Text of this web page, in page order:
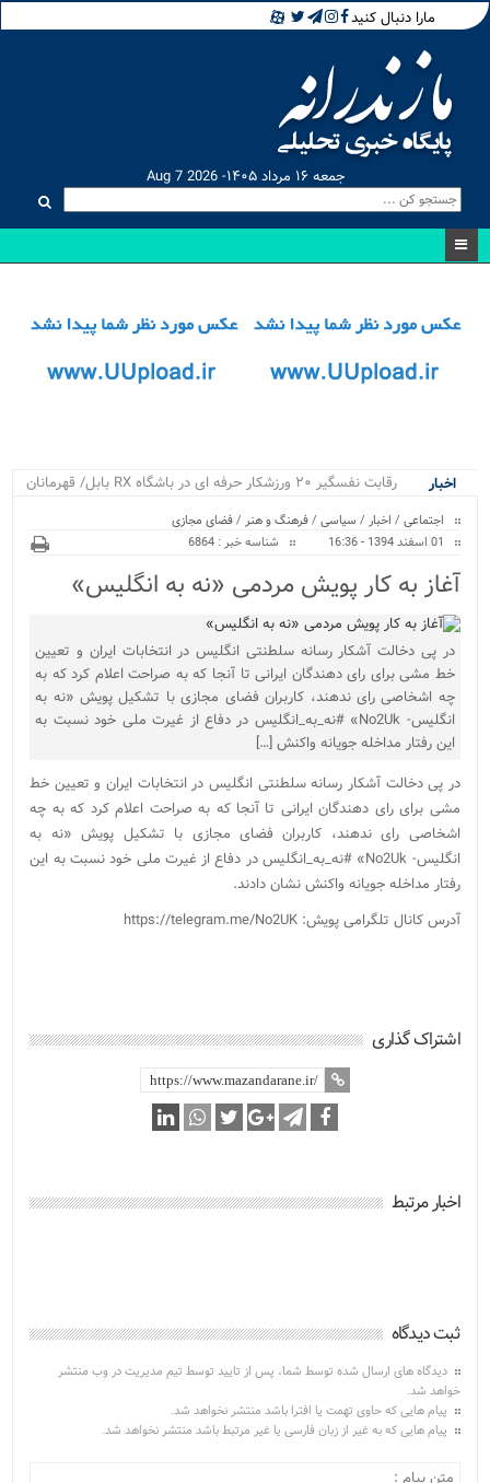
مارا دنبال کنید
جمعه ۱۶ مرداد ۱۴۰۵- Aug 7 2026
اخبار
رقابت نفسگیر ۲۰ ورزشکار حرفه ای در باشگاه RX بابل/ قهرمانان
کراسفیت شهرستان بابل...
اجتماعی / اخبار / سیاسی /فرهنگ و هنر /فضای مجازی
شناسه خبر : 6864
آغاز به کار پویش مردمی «نه به انگلیس»
در پی دخالت آشکار رسانه سلطنتی انگلیس در انتخابات ایران و تعیین
خط مشی برای رای دهندگان ایرانی تا آنجا که به صراحت اعلام کرد که به
چه اشخاصی رای ندهند، کاربران فضای مجازی با تشکیل پویش «نه به
انگلیس- No2Uk» #نه_به_انگلیس در دفاع از غیرت ملی خود نسبت به
این رفتار مداخله جویانه واکنش […]
در پی دخالت آشکار رسانه سلطنتی انگلیس در انتخابات ایران و تعیین خط
مشی برای رای دهندگان ایرانی تا آنجا که به صراحت اعلام کرد که به چه
اشخاصی رای ندهند، کاربران فضای مجازی با تشکیل پویش «نه به
انگلیس- No2Uk» #نه_به_انگلیس در دفاع از غیرت ملی خود نسبت به این
رفتار مداخله جویانه واکنش نشان دادند.
آدرس کانال تلگرامی پویش: https://telegram.me/No2UK
اشتراک گذاری
اخبار مرتبط
ثبت دیدگاه
دیدگاه های ارسال شده توسط شما، پس از تایید توسط تیم مدیریت در وب منتشر
خواهد شد.
پیام هایی که حاوی تهمت یا افترا باشد منتشر نخواهد شد.
پیام هایی که به غیر از زبان فارسی یا غیر مرتبط باشد منتشر نخواهد شد.